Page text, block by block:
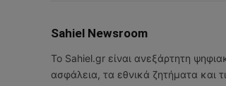
Sahiel Newsroom
Το Sahiel.gr είναι ανεξάρτητη
ασφάλεια, τα εθνικά ζητήματα και